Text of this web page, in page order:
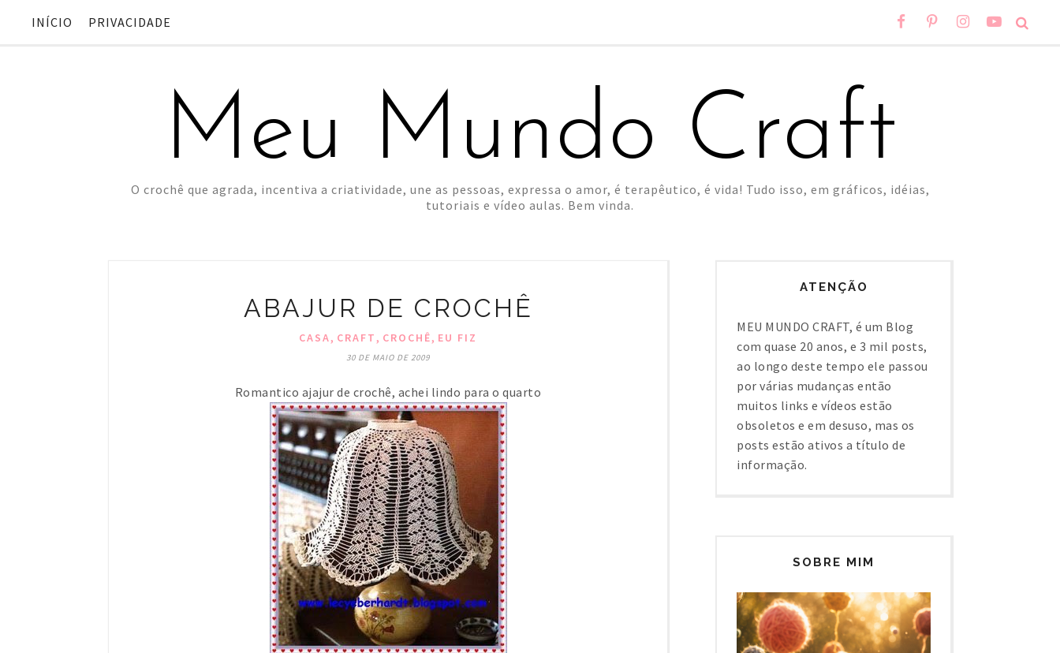
INÍCIO PRIVACIDADE
Meu Mundo Craft
O crochê que agrada, incentiva a criatividade, une as pessoas, expressa o amor, é terapêutico, é vida! Tudo isso, em gráficos, idéias,
tutoriais e vídeo aulas. Bem vinda.
ABAJUR DE CROCHÊ
CASA, CRAFT, CROCHÊ, EU FIZ
30 DE MAIO DE 2009
Romantico ajajur de crochê, achei lindo para o quarto
ATENÇÃO
MEU MUNDO CRAFT, é um Blog
com quase 20 anos, e 3 mil posts,
ao longo deste tempo ele passou
por várias mudanças então
muitos links e vídeos estão
obsoletos e em desuso, mas os
posts estão ativos a título de
informação.
SOBRE MIM